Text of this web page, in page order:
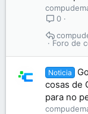
0
Foro de
Noticia
cosas de
para no